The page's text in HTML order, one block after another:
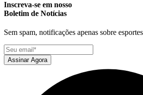
Inscreva-se em nosso
Boletim de Notícias
Sem spam, notificações apenas sobre
Assinar Agora